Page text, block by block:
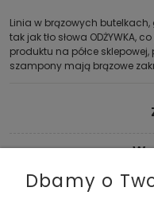
Linia w brązowych butelkach,
tak jak tło słowa ODŻYWKA,
produktu na półce
szampony mają brązowe
Dbamy o